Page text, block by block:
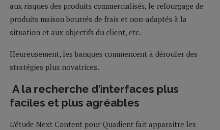
aux risques des produits commercialisés, le refourgage de
produits maison bourrés de frais et non-adaptés à la
situation et aux objectifs du client, etc.
Heureusement, les banques commencent à dérouler des
stratégies plus novatrices.
A la recherche d’interfaces plus
faciles et plus agréables
L’étude Next Content pour Quadient fait apparaitre les